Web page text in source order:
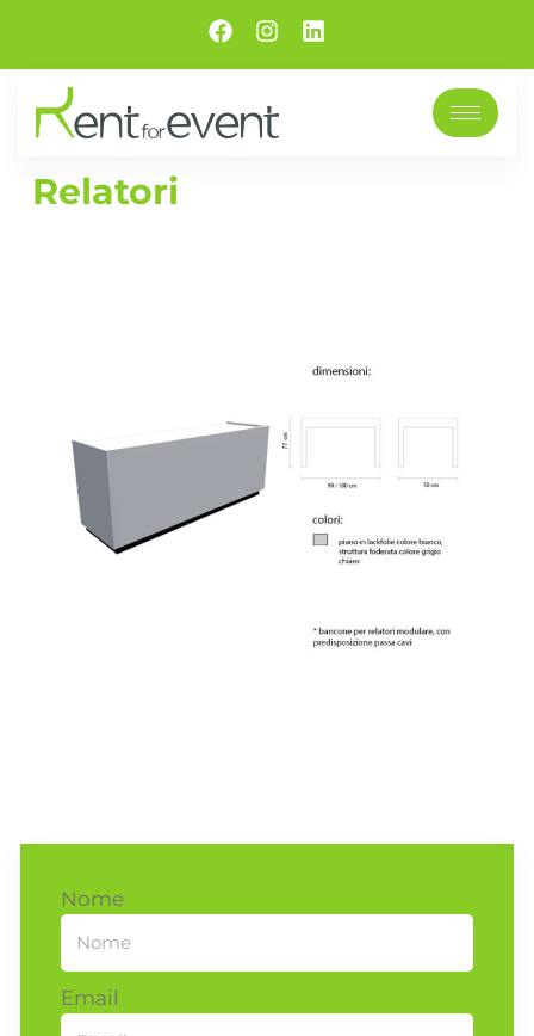
Relatori
Nome
Email